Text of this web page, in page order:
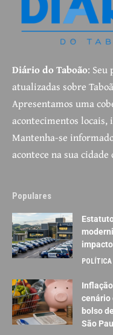
Diário do Taboão: Seu
atualizadas sobre
Apresentamos uma
acontecimentos
Mantenha-se
acontece na sua
Populares
POLÍTICA
cenário
bolso
São